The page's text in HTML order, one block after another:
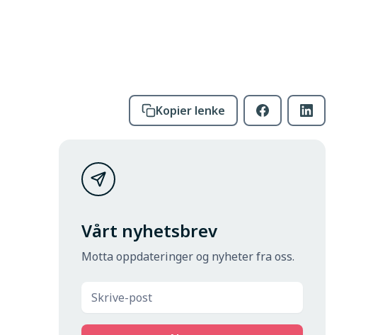
Kopier lenke
Vårt nyhetsbrev
Motta oppdateringer og nyheter fra oss.